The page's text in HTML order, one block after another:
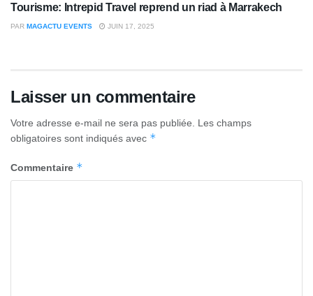
Tourisme: Intrepid Travel reprend un riad à Marrakech
PAR MAGACTU EVENTS JUIN 17, 2025
Laisser un commentaire
Votre adresse e-mail ne sera pas publiée.
Les champs
obligatoires sont indiqués avec *
Commentaire *